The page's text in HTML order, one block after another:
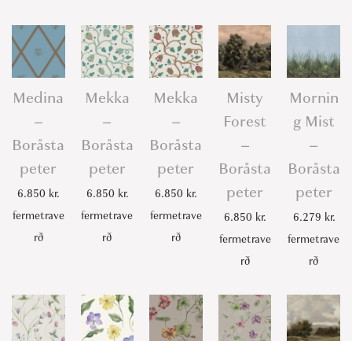
Medina
–
Boråsta
peter
6.850 kr.
fermetrave
rð
Mekka
–
Boråsta
peter
6.850 kr.
fermetrave
rð
Mekka
–
Boråsta
peter
6.850 kr.
fermetrave
rð
Misty
Forest
–
Boråsta
peter
6.850 kr.
fermetrave
rð
Mornin
g Mist
–
Boråsta
peter
6.279 kr.
fermetrave
rð